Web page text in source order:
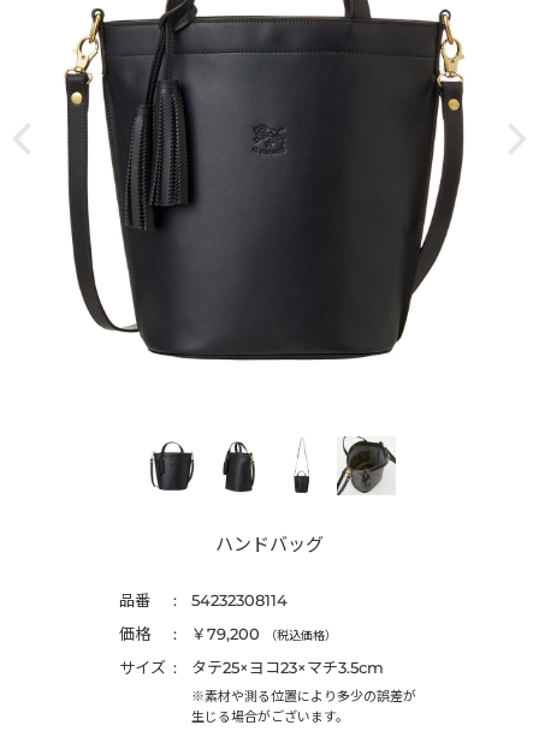
ハンドバッグ
品番
54232308114
価格
￥79,200 （税込価格）
サイズ タテ25×ヨコ23×マチ3.5cm
※素材や測る位置により多少の誤差が
生じる場合がございます。